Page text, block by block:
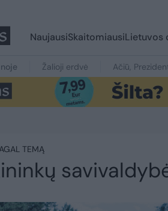
NaujausiSkaitomiausiLietuvos
Žalioji erdvė Ačiū,
TEMĄ